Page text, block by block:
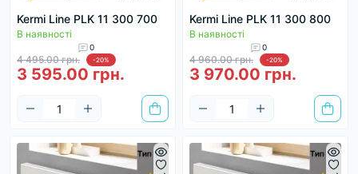
Kermi Line PLK 11 300 700
В наявності
0
4 495.00 грн. -20%
3 595.00 грн.
Kermi Line PLK 11 300 800
В наявності
0
4 960.00 грн. -20%
3 970.00 грн.